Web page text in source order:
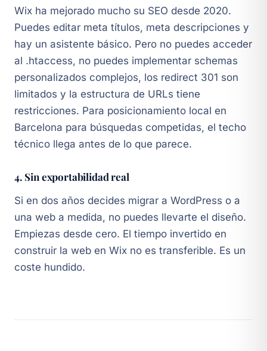
Wix ha mejorado mucho su SEO desde 2020.
Puedes editar meta títulos, meta descripciones y
hay un asistente básico. Pero no puedes acceder
al .htaccess, no puedes implementar schemas
personalizados complejos, los redirect 301 son
limitados y la estructura de URLs tiene
restricciones. Para posicionamiento local en
Barcelona para búsquedas competidas, el techo
técnico llega antes de lo que parece.
4. Sin exportabilidad real
Si en dos años decides migrar a WordPress o a
una web a medida, no puedes llevarte el diseño.
Empiezas desde cero. El tiempo invertido en
construir la web en Wix no es transferible. Es un
coste hundido.